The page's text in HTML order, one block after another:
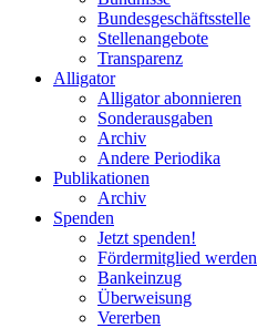
Bundesgeschäftsstelle
Stellenangebote
Transparenz
Alligator
Alligator abonnieren
Sonderausgaben
Archiv
Andere Periodika
Publikationen
Archiv
Spenden
Jetzt spenden!
Fördermitglied werden
Bankeinzug
Überweisung
Vererben